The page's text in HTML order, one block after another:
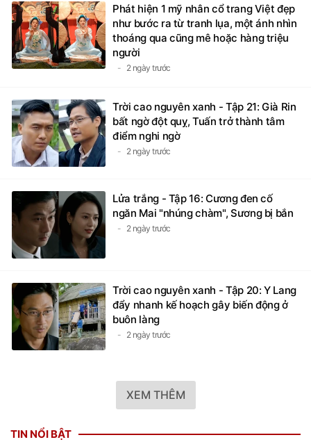
Phát hiện 1 mỹ nhân cổ trang Việt đẹp
như bước ra từ tranh lụa, một ánh nhìn
thoáng qua cũng mê hoặc hàng triệu
người
2 ngày trước
Trời cao nguyên xanh - Tập 21: Già Rin
bất ngờ đột quỵ, Tuấn trở thành tâm
điểm nghi ngờ
2 ngày trước
Lửa trắng - Tập 16: Cương đen cố
ngăn Mai "nhúng chàm", Sương bị bắn
2 ngày trước
Trời cao nguyên xanh - Tập 20: Y Lang
đẩy nhanh kế hoạch gây biến động ở
buôn làng
2 ngày trước
XEM THÊM
TIN NỔI BẬT